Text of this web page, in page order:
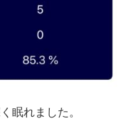
眠れました。